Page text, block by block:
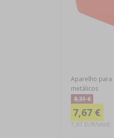
Aparelho para
metálicos
8,31 €
7,67 €
7,67 EUR/unid.